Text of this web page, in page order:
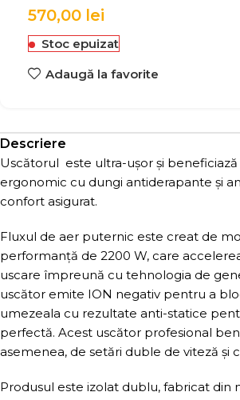
570,00 lei
Stoc epuizat
Adaugă la favorite
Descriere
Uscătorul este ultra-ușor și
ergonomic cu dungi antiderapante și
confort asigurat.
Fluxul de aer puternic este creat de
performanță de 2200 W, care
uscare împreună cu tehnologia de
uscător emite ION negativ pentru a
umezeala cu rezultate anti-statice
perfectă. Acest uscător profesional
asemenea, de setări duble de viteză și
Produsul este izolat dublu, fabricat din